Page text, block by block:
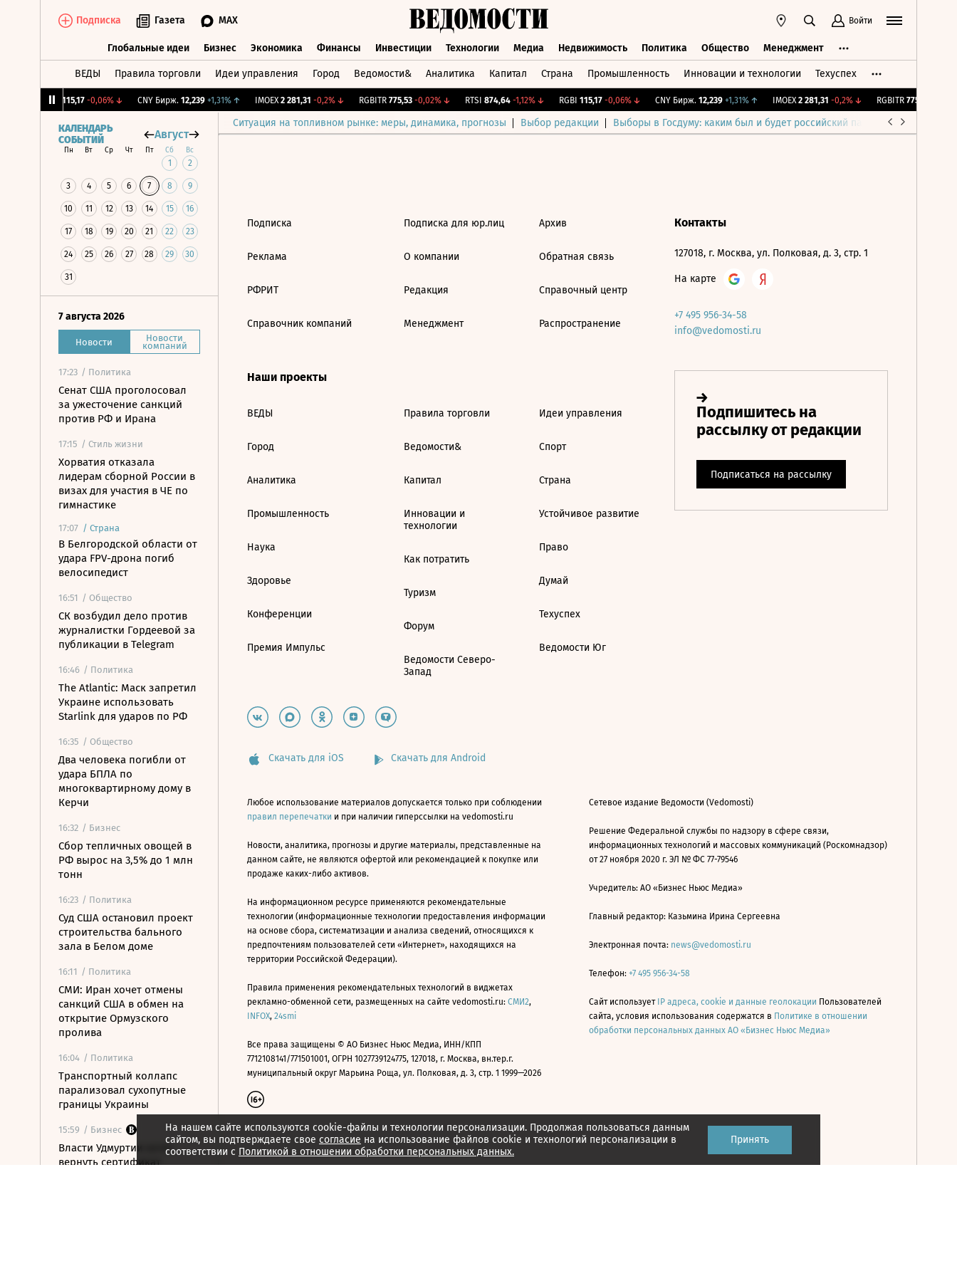
Подписка Газета MAX Войти
Глобальные идеи Бизнес Экономика Финансы Инвестиции Технологии Медиа Недвижимость Политика Общество Менеджмент
ВЕДЫ Правила торговли Идеи управления Город Ведомости& Аналитика Капитал Страна Промышленность Инновации и технологии Техуспех
115,17 -0,06%↓ CNY Бирж. 12,239 +1,31%↑ IMOEX 2 281,31 -0,2%↓ RGBITR 775,53 -0,02%↓ RTSI 874,64 -1,12%↓ RGBI 115,17 -0,06%↓ CNY Бирж. 12,239 +1,31%↑ IMOEX 2 281,31 -0,2%↓ RGBITR 775,53
Ситуация на топливном рынке: меры, динамика, прогнозы Выбор редакции Выборы в Госдуму: каким был и будет российский парламент
КАЛЕНДАРЬ
СОБЫТИЙ
Август
Пн Вт Ср Чт Пт Сб Вс
1 2
3 4 5 6 7 8 9
10 11 12 13 14 15 16
17 18 19 20 21 22 23
24 25 26 27 28 29 30
31
7 августа 2026
Новости Новости
компаний
17:23 / Политика
Сенат США проголосовал
за ужесточение санкций
против РФ и Ирана
17:15 / Стиль жизни
Хорватия отказала
лидерам сборной России в
визах для участия в ЧЕ по
гимнастике
17:07 / Страна
В Белгородской области от
удара FPV-дрона погиб
велосипедист
16:51 / Общество
СК возбудил дело против
журналистки Гордеевой за
публикации в Telegram
16:46 / Политика
The Atlantic: Маск запретил
Украине использовать
Starlink для ударов по РФ
16:35 / Общество
Два человека погибли от
удара БПЛА по
многоквартирному дому в
Керчи
16:32 / Бизнес
Сбор тепличных овощей в
РФ вырос на 3,5% до 1 млн
тонн
16:23 / Политика
Суд США остановил проект
строительства бального
зала в Белом доме
16:11 / Политика
СМИ: Иран хочет отмены
санкций США в обмен на
открытие Ормузского
пролива
16:04 / Политика
Транспортный коллапс
парализовал сухопутные
границы Украины
15:59 / Бизнес
Власти Удмуртии хотят
вернуть сертификат
На нашем сайте используются cookie-файлы и технологии персонализации. Продолжая пользоваться данным
сайтом, вы подтверждаете свое согласие на использование файлов cookie и технологий персонализации в
соответствии с Политикой в отношении обработки персональных данных.
Принять
Подписка
Реклама
РФРИТ
Справочник компаний
Подписка для юр.лиц
О компании
Редакция
Менеджмент
Архив
Обратная связь
Справочный центр
Распространение
Наши проекты
ВЕДЫ
Город
Аналитика
Промышленность
Наука
Здоровье
Конференции
Премия Импульс
Правила торговли
Ведомости&
Капитал
Инновации и
технологии
Как потратить
Туризм
Форум
Ведомости Северо-
Запад
Идеи управления
Спорт
Страна
Устойчивое развитие
Право
Думай
Техуспех
Ведомости Юг
Контакты
127018, г. Москва, ул. Полковая, д. 3, стр. 1
На карте
+7 495 956-34-58
info@vedomosti.ru
Скачать для iOS Скачать для Android
Любое использование материалов допускается только при соблюдении
правил перепечатки и при наличии гиперссылки на vedomosti.ru
Новости, аналитика, прогнозы и другие материалы, представленные на
данном сайте, не являются офертой или рекомендацией к покупке или
продаже каких-либо активов.
На информационном ресурсе применяются рекомендательные
технологии (информационные технологии предоставления информации
на основе сбора, систематизации и анализа сведений, относящихся к
предпочтениям пользователей сети «Интернет», находящихся на
территории Российской Федерации).
Правила применения рекомендательных технологий в виджетах
рекламно-обменной сети, размещенных на сайте vedomosti.ru: СМИ2,
INFOX, 24smi
Все права защищены © АО Бизнес Ньюс Медиа, ИНН/КПП
7712108141/771501001, ОГРН 1027739124775, 127018, г. Москва, вн.тер.г.
муниципальный округ Марьина Роща, ул. Полковая, д. 3, стр. 1 1999—2026
Сетевое издание Ведомости (Vedomosti)
Решение Федеральной службы по надзору в сфере связи,
информационных технологий и массовых коммуникаций (Роскомнадзор)
от 27 ноября 2020 г. ЭЛ № ФС 77-79546
Учредитель: АО «Бизнес Ньюс Медиа»
Главный редактор: Казьмина Ирина Сергеевна
Электронная почта: news@vedomosti.ru
Телефон: +7 495 956-34-58
Сайт использует IP адреса, cookie и данные геолокации Пользователей
сайта, условия использования содержатся в Политике в отношении
обработки персональных данных АО «Бизнес Ньюс Медиа»